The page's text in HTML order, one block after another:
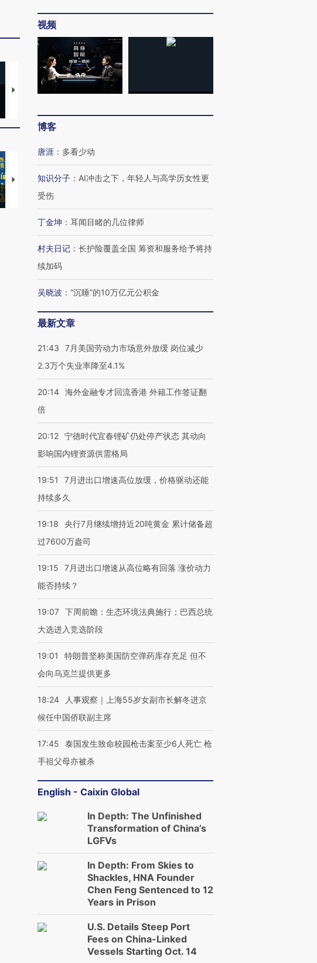
马航飞行员跨国走私7万
视线｜被称为“蟑螂”的印
视线｜“入侵”还是“人道危
【推广】走进第四届链博
会，让数智科技“链”接产
【商旅对话】华住集团
视频
博客
唐涯 ： 多看少动
知识分子 ： AI冲击之下，年轻人与高学历女性更
受伤
丁金坤 ： 耳闻目睹的几位律师
村夫日记 ： 长护险覆盖全国 筹资和服务给予将持
续加码
吴晓波 ： “沉睡”的10万亿元公积金
最新文章
21:43
7月美国劳动力市场意外放缓 岗位减少
2.3万个失业率降至4.1%
20:14 海外金融专才回流香港 外籍工作签证翻
倍
20:12 宁德时代宜春锂矿仍处停产状态 其动向
影响国内锂资源供需格局
19:51
7月进出口增速高位放缓，价格驱动还能
持续多久
19:18
央行7月继续增持近20吨黄金 累计储备超
过7600万盎司
19:15
7月进出口增速从高位略有回落 涨价动力
能否持续？
19:07 下周前瞻：生态环境法典施行；巴西总统
大选进入竞选阶段
19:01
特朗普坚称美国防空弹药库存充足 但不
会向乌克兰提供更多
18:24
人事观察｜上海55岁女副市长解冬进京
候任中国侨联副主席
17:45
泰国发生致命校园枪击案至少6人死亡 枪
手祖父母亦被杀
English - Caixin Global
In Depth: The Unfinished
Transformation of China’s
LGFVs
In Depth: From Skies to
Shackles, HNA Founder
Chen Feng Sentenced to 12
Years in Prison
U.S. Details Steep Port
Fees on China-Linked
Vessels Starting Oct. 14